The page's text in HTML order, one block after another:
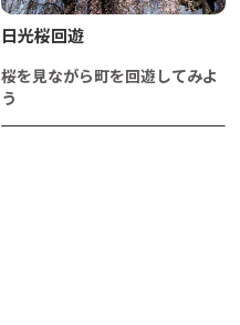
日光桜回遊
桜を見ながら町を回遊してみよ
う